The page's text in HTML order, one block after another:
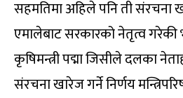
सहमतिमा अहिले पनि ती संरचना
एमालेबाट सरकारको नेतृत्व गरेकी
कृषिमन्त्री पद्मा जिसीले दलका
संरचना खारेज गर्ने निर्णय